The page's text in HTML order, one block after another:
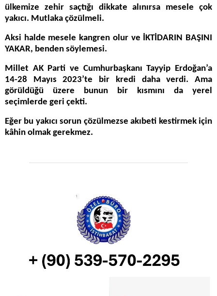
ülkemize zehir saçtığı dikkate alınırsa mesele çok
yakıcı. Mutlaka çözülmeli.
Aksi halde mesele kangren olur ve İKTİDARIN BAŞINI
YAKAR, benden söylemesi.
Millet AK Parti ve Cumhurbaşkanı Tayyip Erdoğan’a
14-28 Mayıs 2023’te bir kredi daha verdi. Ama
görüldüğü üzere bunun bir kısmını da yerel
seçimlerde geri çekti.
Eğer bu yakıcı sorun çözülmezse akıbeti kestirmek için
kâhin olmak gerekmez.